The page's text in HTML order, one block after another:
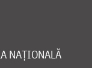
NAȚIONALĂ